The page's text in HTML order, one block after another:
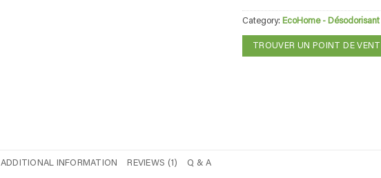
Category: EcoHome - Désodorisant
TROUVER UN POINT DE
ADDITIONAL INFORMATION REVIEWS (1) Q & A